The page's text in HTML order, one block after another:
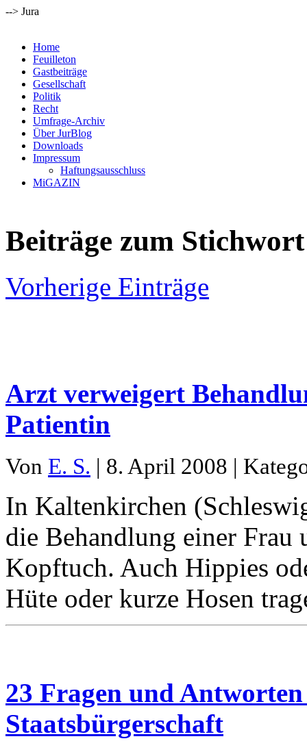
--> Jura
Home
Feuilleton
Gastbeiträge
Gesellschaft
Politik
Recht
Umfrage-Archiv
Über JurBlog
Downloads
Impressum
Haftungsausschluss
MiGAZIN
Beiträge zum Stichwort
Vorherige Einträge
Arzt verweigert
Patientin
Von E. S. | 8. April 2008 |
In Kaltenkirchen
die Behandlung einer Frau
Kopftuch. Auch Hippies
Hüte oder kurze Hosen
23 Fragen und
Staatsbürgerschaft